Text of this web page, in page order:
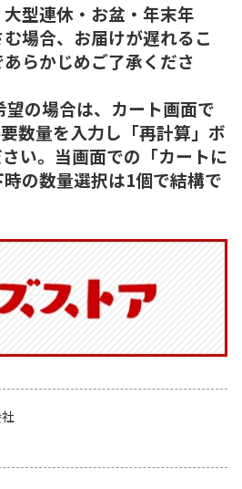
型連休・お盆・年末年
場合、お届けが遅れるこ
らかじめご了承くださ
の場合は、カート画面で
数量を入力し「再計算」ボ
い。当画面での「カートに
の数量選択は1個で結構で